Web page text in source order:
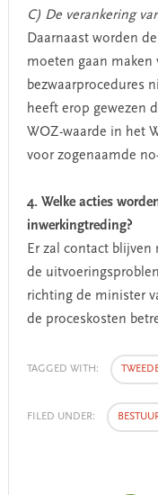
C) De verankering
Daarnaast worden
moeten gaan maken
bezwaarprocedures
heeft erop gewezen
WOZ-waarde in het
voor zogenaamde
4. Welke acties
inwerkingtreding?
Er zal contact
de
richting de minister
de proceskosten
TAGGED WITH:
FILED UNDER: